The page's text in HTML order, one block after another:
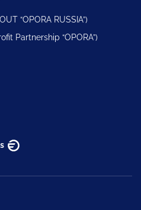
“OPORA RUSSIA”)
Partnership “OPORA”)